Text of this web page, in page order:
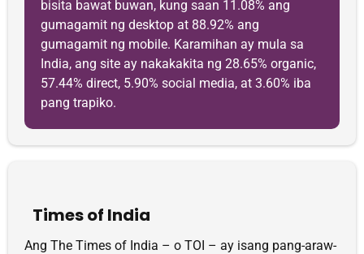
bisita bawat buwan, kung saan 11.08% ang
gumagamit ng desktop at 88.92% ang
gumagamit ng mobile. Karamihan ay mula sa
India, ang site ay nakakakita ng 28.65% organic,
57.44% direct, 5.90% social media, at 3.60% iba
pang trapiko.
Times of India
Ang The Times of India – o TOI – ay isang pang-araw-